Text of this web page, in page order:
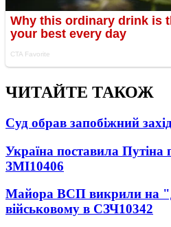
ЧИТАЙТЕ ТАКОЖ
Суд обрав запобіжний
Україна поставила Путіна
ЗМІ10406
Майора ВСП викрили на
військовому в СЗЧ10342